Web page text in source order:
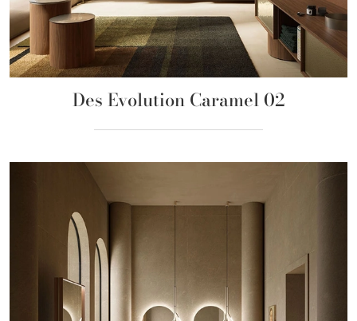
Des Evolution Caramel 02